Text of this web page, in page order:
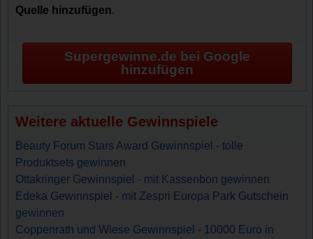
Quelle hinzufügen.
Supergewinne.de bei Google
hinzufügen
Weitere aktuelle Gewinnspiele
Beauty Forum Stars Award Gewinnspiel - tolle
Produktsets gewinnen
Ottakringer Gewinnspiel - mit Kassenbon gewinnen
Edeka Gewinnspiel - mit Zespri Europa Park Gutschein
gewinnen
Coppenrath und Wiese Gewinnspiel - 10000 Euro in